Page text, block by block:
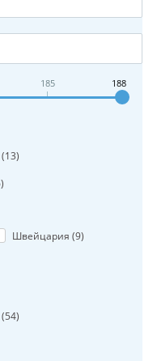
185 188
13)
)
Швейцария (9)
54)